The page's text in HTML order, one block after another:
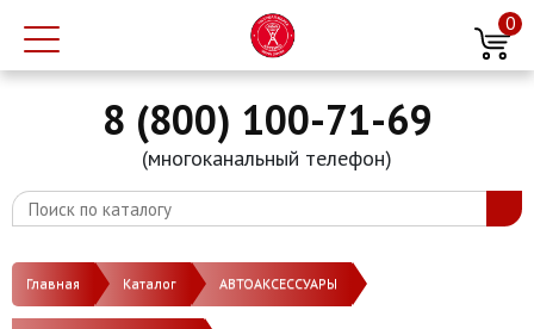
0
8 (800) 100-71-69
(многоканальный телефон)
Главная Каталог АВТОАКСЕССУАРЫ